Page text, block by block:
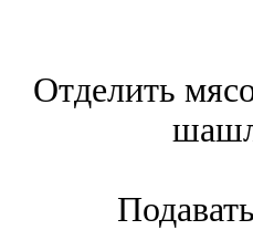
Отделить